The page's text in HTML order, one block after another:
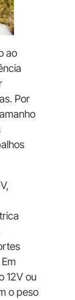
ao
Por
12V ou
o peso